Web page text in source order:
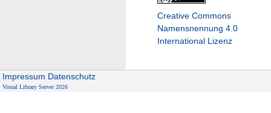
Creative Commons
Namensnennung 4.0
International Lizenz
Impressum Datenschutz
Visual Library Server 2026